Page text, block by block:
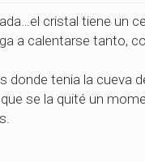
cristal tiene un
a calentarse tanto,
donde tenia la cueva
se la quité un